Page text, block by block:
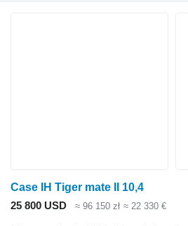
Case IH Tiger mate II 10,4
25 800 USD
≈ 96 150 zł ≈ 22 330 €